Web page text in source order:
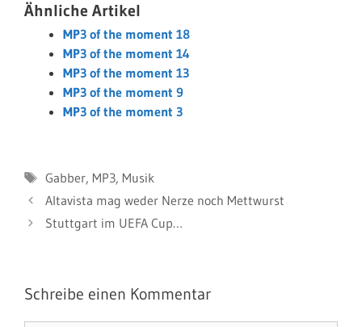
Ähnliche Artikel
MP3 of the moment 18
MP3 of the moment 14
MP3 of the moment 13
MP3 of the moment 9
MP3 of the moment 3
Schlagwörter
Gabber, MP3, Musik
Altavista mag weder Nerze noch Mettwurst
Stuttgart im UEFA Cup…
Schreibe einen Kommentar